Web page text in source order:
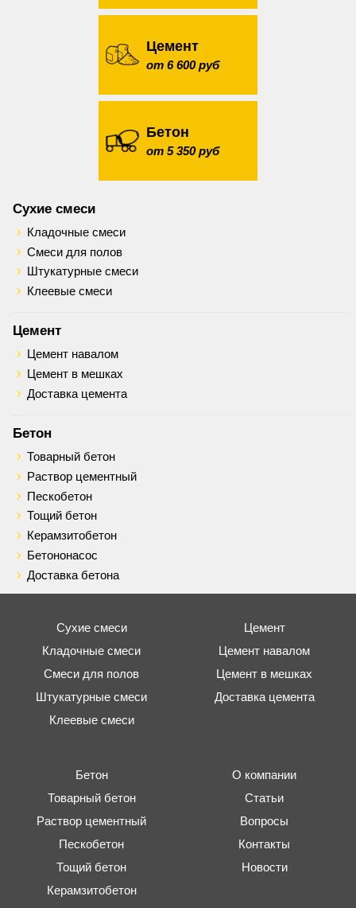
Цемент
от 6 600 руб
Бетон
от 5 350 руб
Сухие смеси
Кладочные смеси
Смеси для полов
Штукатурные смеси
Клеевые смеси
Цемент
Цемент навалом
Цемент в мешках
Доставка цемента
Бетон
Товарный бетон
Раствор цементный
Пескобетон
Тощий бетон
Керамзитобетон
Бетононасос
Доставка бетона
Сухие смеси
Кладочные смеси
Смеси для полов
Штукатурные смеси
Клеевые смеси
Цемент
Цемент навалом
Цемент в мешках
Доставка цемента
Бетон
Товарный бетон
Раствор цементный
Пескобетон
Тощий бетон
Керамзитобетон
О компании
Статьи
Вопросы
Контакты
Новости